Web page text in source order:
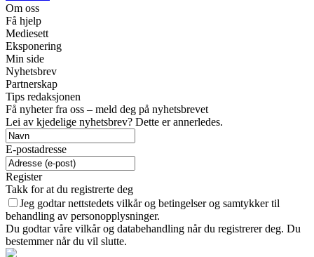
Om oss
Få hjelp
Mediesett
Eksponering
Min side
Nyhetsbrev
Partnerskap
Tips redaksjonen
Få nyheter fra oss – meld deg på nyhetsbrevet
Lei av kjedelige nyhetsbrev? Dette er annerledes.
E-postadresse
Register
Takk for at du registrerte deg
Jeg godtar nettstedets vilkår og betingelser og samtykker til
behandling av personopplysninger.
Du godtar våre vilkår og databehandling når du registrerer deg. Du
bestemmer når du vil slutte.